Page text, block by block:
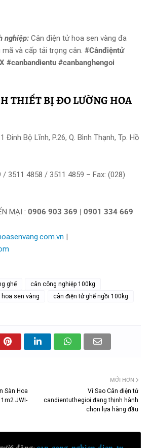
nghiệp: Cân điện tử hoa sen vàng đa
mã và cấp tải trọng cân. #Cânđiệntử
#canbandientu #canbanghengoi
THIẾT BỊ ĐO LƯỜNG HOA
Đinh Bộ Lĩnh, P.26, Q. Bình Thạnh, Tp. Hồ
/ 3511 4858 / 3511 4859 – Fax: (028)
MẠI : 0906 903 369 | 0901 334 669
|
ghế
cân công nghiệp 100kg
sen vàng
cân điện tử ghế ngồi 100kg
MỚI HƠN
Vì Sao Cân điện tử
candientuthegioi đang thịnh hành
chọn lựa hàng đầu
Sàn Hoa
JWI-